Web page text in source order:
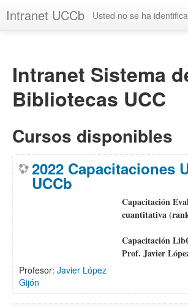
Intranet UCCb Usted no se ha
Intranet Sistema
Bibliotecas UCC
Cursos disponibles
2022 Capacitaciones
UCCb
Capacitación
cuantitativa
Capacitación
Prof. Javier
Profesor: Javier López
Gijón